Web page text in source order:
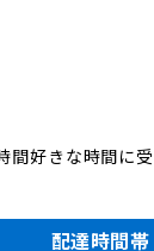
間好きな時間に
配達時間帯